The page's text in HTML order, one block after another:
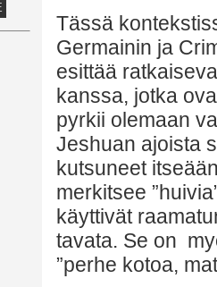
Tässä
Germainin ja
esittää
kanssa, jotka
pyrkii olemaan
Jeshuan ajoista
kutsuneet
merkitsee
käyttivät
tavata. Se on
”perhe kotoa,